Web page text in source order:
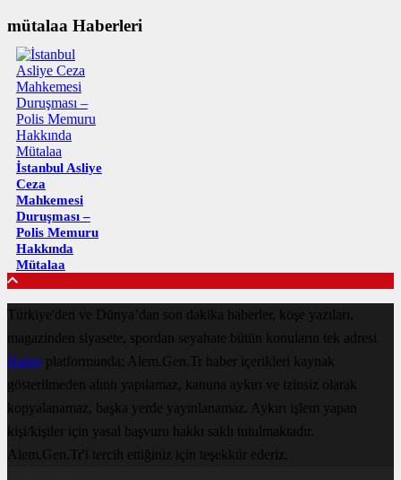
mütalaa Haberleri
İstanbul Asliye
Ceza
Mahkemesi
Duruşması –
Polis Memuru
Hakkında
Mütalaa
Türkiye'den ve Dünya’dan son dakika haberler, köşe yazıları,
magazinden siyasete, spordan seyahate bütün konuların tek adresi
Haberplatformunda; Alem.Gen.Tr haber içerikleri kaynak
gösterilmeden alıntı yapılamaz, kanuna aykırı ve izinsiz olarak
kopyalanamaz, başka yerde yayınlanamaz. Aykırı işlem yapan
kişi/kişiler için yasal başvuru hakkı saklı tutulmaktadır.
Alem.Gen.Tr'i tercih ettiğiniz için teşekkür ederiz.